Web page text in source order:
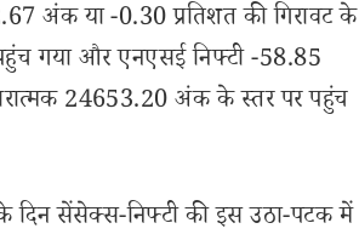
अंक या -0.30 प्रतिशत की गिरावट के
गया और एनएसई निफ्टी -58.85
24653.20 अंक के स्तर पर पहुंच
सेंसेक्स-निफ्टी की इस उठा-पटक में